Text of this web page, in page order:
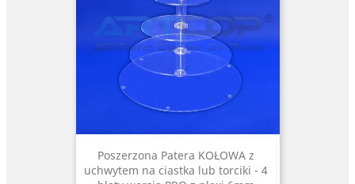
Poszerzona Patera KOŁOWA z
uchwytem na ciastka lub torciki - 4